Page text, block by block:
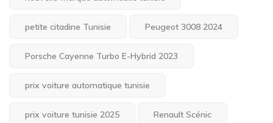
petite citadine Tunisie Peugeot 3008 2024
Porsche Cayenne Turbo E-Hybrid 2023
prix voiture automatique tunisie
prix voiture tunisie 2025 Renault Scénic